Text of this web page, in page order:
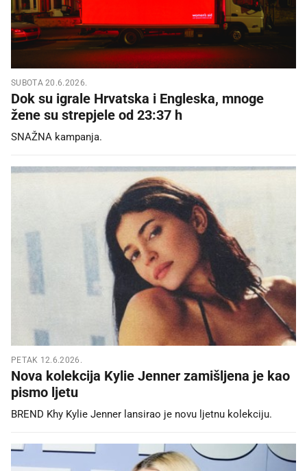
SUBOTA 20.6.2026.
Dok su igrale Hrvatska i Engleska, mnoge
žene su strepjele od 23:37 h
SNAŽNA kampanja.
PETAK 12.6.2026.
Nova kolekcija Kylie Jenner zamišljena je kao
pismo ljetu
BREND Khy Kylie Jenner lansirao je novu ljetnu kolekciju.